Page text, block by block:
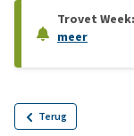
Trovet
meer
Terug